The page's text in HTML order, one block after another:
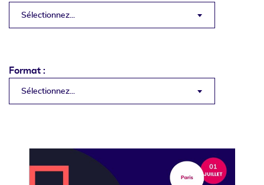
Sélectionnez...
Format :
Sélectionnez...